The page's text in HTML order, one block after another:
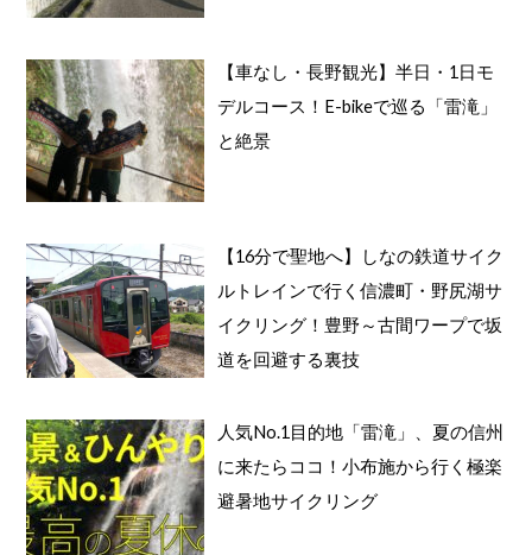
【車なし・長野観光】半日・1日モ
デルコース！E-bikeで巡る「雷滝」
と絶景
【16分で聖地へ】しなの鉄道サイク
ルトレインで行く信濃町・野尻湖サ
イクリング！豊野～古間ワープで坂
道を回避する裏技
人気No.1目的地「雷滝」、夏の信州
に来たらココ！小布施から行く極楽
避暑地サイクリング